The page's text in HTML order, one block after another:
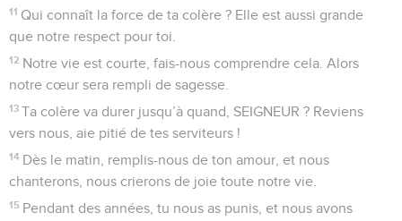
11 Qui connaît la force de ta colère ? Elle est aussi grande
que notre respect pour toi.
12 Notre vie est courte, fais-nous comprendre cela. Alors
notre cœur sera rempli de sagesse.
13 Ta colère va durer jusqu’à quand, SEIGNEUR ? Reviens
vers nous, aie pitié de tes serviteurs !
14 Dès le matin, remplis-nous de ton amour, et nous
chanterons, nous crierons de joie toute notre vie.
15 Pendant des années, tu nous as punis, et nous avons